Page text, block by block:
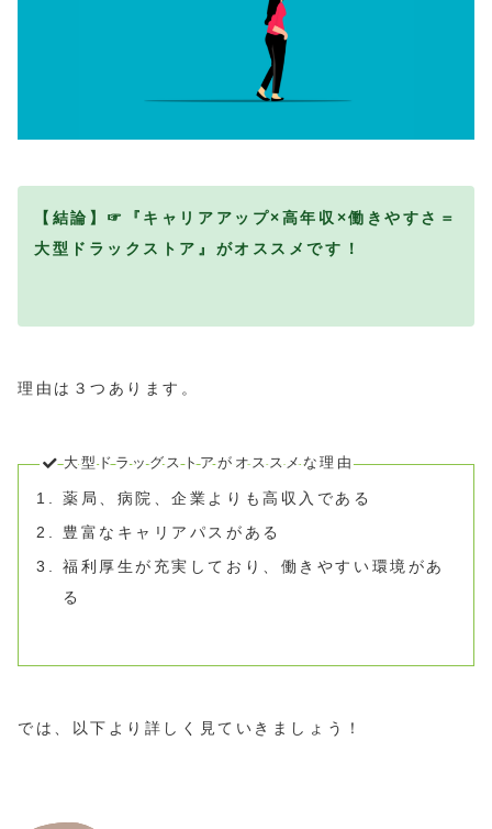
【結論】☞『キャリアアップ×高年収×働きやすさ＝
大型ドラックストア』がオススメです！
理由は３つあります。
大型ドラッグストアがオススメな理由
薬局、病院、企業よりも高収入である
豊富なキャリアパスがある
福利厚生が充実しており、働きやすい環境があ
る
では、以下より詳しく見ていきましょう！